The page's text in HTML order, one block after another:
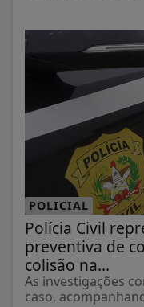
POLICIAL
Polícia Civil
preventiva de
colisão na...
As investigações
caso,